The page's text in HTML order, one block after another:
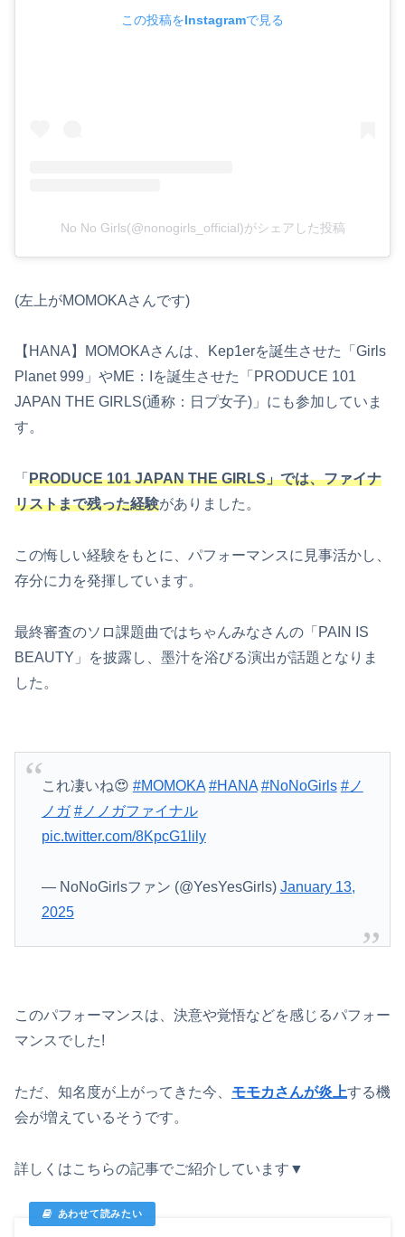
この投稿をInstagramで見る
No No Girls(@nonogirls_official)がシェアした投稿
(左上がMOMOKAさんです)
【HANA】MOMOKAさんは、Kep1erを誕生させた「Girls
Planet 999」やME：Iを誕生させた「PRODUCE 101
JAPAN THE GIRLS(通称：日プ女子)」にも参加していま
す。
「 PRODUCE 101 JAPAN THE GIRLS」では、ファイナ
リストまで残った経験がありました。
この悔しい経験をもとに、パフォーマンスに見事活かし、
存分に力を発揮しています。
最終審査のソロ課題曲ではちゃんみなさんの「PAIN IS
BEAUTY」を披露し、墨汁を浴びる演出が話題となりま
した。
これ凄いね😍 #MOMOKA #HANA #NoNoGirls #ノ
ノガ #ノノガファイナル
pic.twitter.com/8KpcG1lily
— NoNoGirlsファン (@YesYesGirls) January 13,
2025
このパフォーマンスは、決意や覚悟などを感じるパフォー
マンスでした!
ただ、知名度が上がってきた今、 モモカさんが炎上する機
会が増えているそうです。
詳しくはこちらの記事でご紹介しています▼